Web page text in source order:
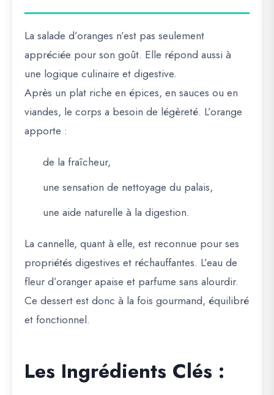
La salade d’oranges n’est pas seulement
appréciée pour son goût. Elle répond aussi à
une logique culinaire et digestive.
Après un plat riche en épices, en sauces ou en
viandes, le corps a besoin de légèreté. L’orange
apporte :
de la fraîcheur,
une sensation de nettoyage du palais,
une aide naturelle à la digestion.
La cannelle, quant à elle, est reconnue pour ses
propriétés digestives et réchauffantes. L’eau de
fleur d’oranger apaise et parfume sans alourdir.
Ce dessert est donc à la fois gourmand, équilibré
et fonctionnel.
Les Ingrédients Clés :